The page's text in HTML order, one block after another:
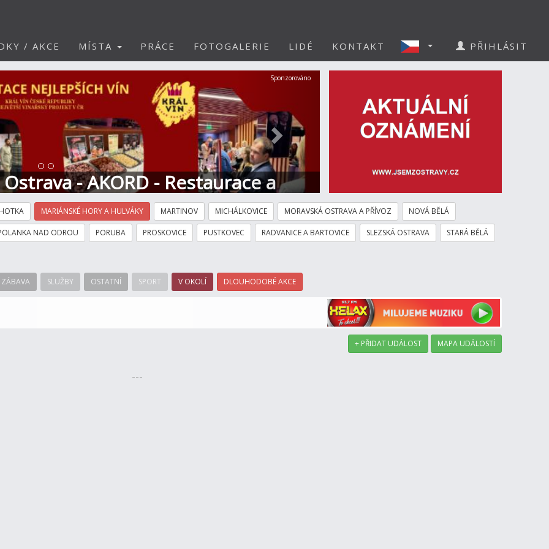
/ AKCE MÍSTA PRÁCE FOTOGALERIE LIDÉ KONTAKT PŘIHLÁSIT
- AKORD - Restaurace a
Další
Sponzorováno
MARIÁNSKÉ HORY A HULVÁKY MARTINOV MICHÁLKOVICE MORAVSKÁ OSTRAVA A PŘÍVOZ NOVÁ BĚLÁ
NAD ODROU PORUBA PROSKOVICE PUSTKOVEC RADVANICE A BARTOVICE SLEZSKÁ OSTRAVA STARÁ BĚLÁ
ZÁBAVA SLUŽBY OSTATNÍ SPORT V OKOLÍ DLOUHODOBÉ AKCE
+ PŘIDAT UDÁLOST MAPA UDÁLOSTÍ
---